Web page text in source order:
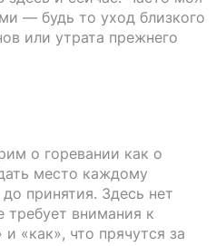
— будь то уход близкого
или утрата прежнего
о горевании как о
место каждому
принятия. Здесь нет
требует внимания к
«как», что прячутся за